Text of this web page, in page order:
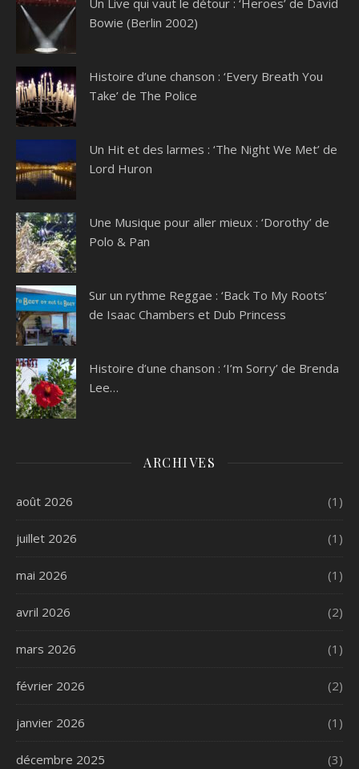
Un Live qui vaut le détour : ‘Heroes’ de David
Bowie (Berlin 2002)
Histoire d’une chanson : ‘Every Breath You
Take’ de The Police
Un Hit et des larmes : ‘The Night We Met’ de
Lord Huron
Une Musique pour aller mieux : ‘Dorothy’ de
Polo & Pan
Sur un rythme Reggae : ‘Back To My Roots’
de Isaac Chambers et Dub Princess
Histoire d’une chanson : ‘I’m Sorry’ de Brenda
Lee…
ARCHIVES
août 2026 (1)
juillet 2026 (1)
mai 2026 (1)
avril 2026 (2)
mars 2026 (1)
février 2026 (2)
janvier 2026 (1)
décembre 2025 (3)